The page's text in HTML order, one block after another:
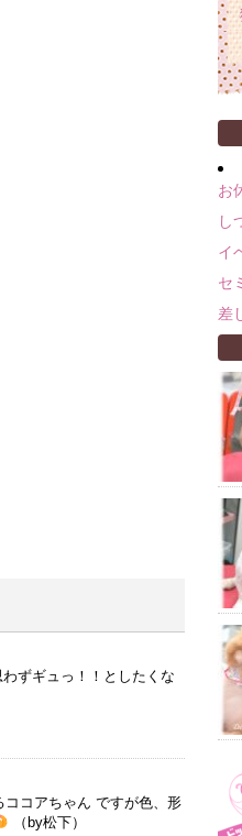
ずギュっ！！としたくな
コアちゃん ですが色、形
（by松下）
お
し
イ
セ
差